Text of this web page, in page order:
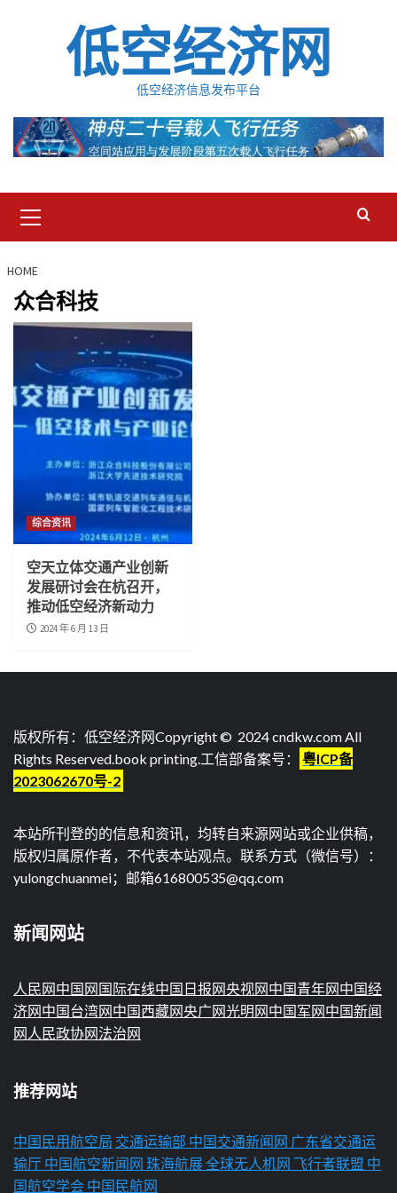
低空经济网
低空经济信息发布平台
Menu
HOME
众合科技
综合资讯
空天立体交通产业创新
发展研讨会在杭召开，
推动低空经济新动力
2024 年 6 月 13 日
版权所有：低空经济网Copyright © 2024 cndkw.com All
Rights Reserved.book printing.工信部备案号：
粤ICP备
2023062670号-2
本站所刊登的的信息和资讯，均转自来源网站或企业供稿，
版权归属原作者，不代表本站观点。联系方式（微信号）：
yulongchuanmei；邮箱616800535@qq.com
新闻网站
人民网中国网 国际在线中国日报网央视网中国青年网中国经
济网中国台湾网中国西藏网央广网光明网中国军网中国新闻
网 人民政协网法治网
推荐网站
中国民用航空局 交通运输部 中国交通新闻网 广东省交通运
输厅 中国航空新闻网 珠海航展全球无人机网 飞行者联盟 中
国航空学会 中国民航网